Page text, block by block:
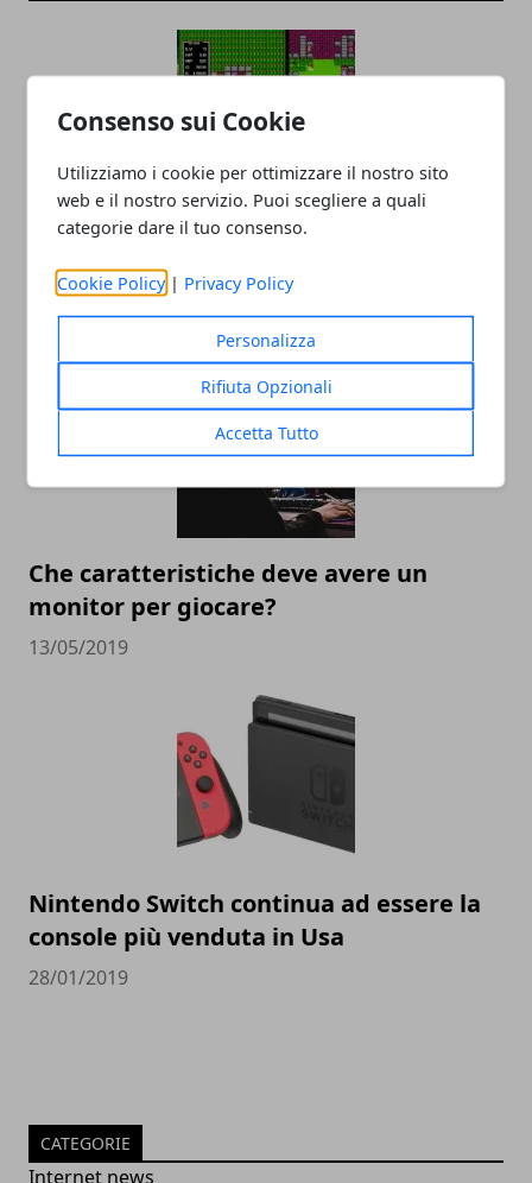
Consenso sui Cookie
Utilizziamo i cookie per ottimizzare il nostro sito
web e il nostro servizio. Puoi scegliere a quali
categorie dare il tuo consenso.
Cookie Policy | Privacy Policy
Personalizza
Rifiuta Opzionali
Accetta Tutto
Nintendo Switch: la nuova macchina da
retrogames?
18/09/2019
Che caratteristiche deve avere un
monitor per giocare?
13/05/2019
Nintendo Switch continua ad essere la
console più venduta in Usa
28/01/2019
CATEGORIE
Internet news